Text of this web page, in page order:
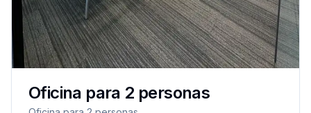
Oficina para 2 personas